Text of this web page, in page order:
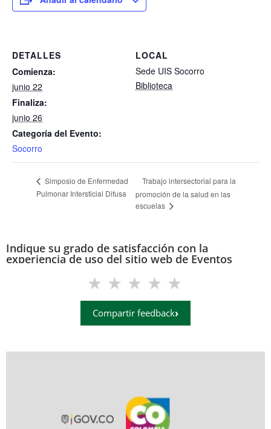
DETALLES
Comienza:
junio 22
Finaliza:
junio 26
Categoría del Evento:
Socorro
LOCAL
Sede UIS Socorro
Biblioteca
Simposio de Enfermedad
Pulmonar Intersticial Difusa
Trabajo intersectorial para la
promoción de la salud en las
escuelas
Indique su grado de satisfacción con la
experiencia de uso del sitio web de Eventos